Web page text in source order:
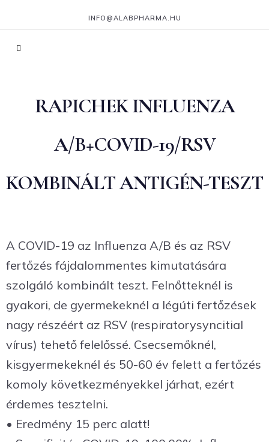
INFO@ALABPHARMA.HU
RAPICHEK INFLUENZA
A/B+COVID-19/RSV
KOMBINÁLT ANTIGÉN-TESZT
A COVID-19 az Influenza A/B és az RSV
fertőzés fájdalommentes kimutatására
szolgáló kombinált teszt. Felnőtteknél is
gyakori, de gyermekeknél a légúti fertőzések
nagy részéért az RSV (respiratorysyncitial
vírus) tehető felelőssé. Csecsemőknél,
kisgyermekeknél és 50-60 év felett a fertőzés
komoly következményekkel járhat, ezért
érdemes tesztelni.
• Eredmény 15 perc alatt!